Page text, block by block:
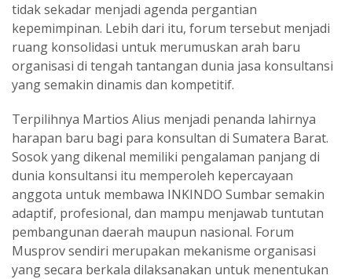
tidak sekadar menjadi agenda pergantian
kepemimpinan. Lebih dari itu, forum tersebut menjadi
ruang konsolidasi untuk merumuskan arah baru
organisasi di tengah tantangan dunia jasa konsultansi
yang semakin dinamis dan kompetitif.
Terpilihnya Martios Alius menjadi penanda lahirnya
harapan baru bagi para konsultan di Sumatera Barat.
Sosok yang dikenal memiliki pengalaman panjang di
dunia konsultansi itu memperoleh kepercayaan
anggota untuk membawa INKINDO Sumbar semakin
adaptif, profesional, dan mampu menjawab tuntutan
pembangunan daerah maupun nasional. Forum
Musprov sendiri merupakan mekanisme organisasi
yang secara berkala dilaksanakan untuk menentukan